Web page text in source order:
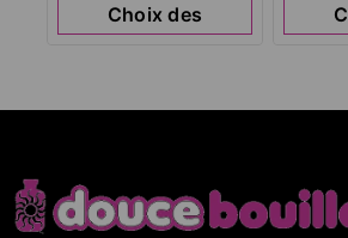
Choix des